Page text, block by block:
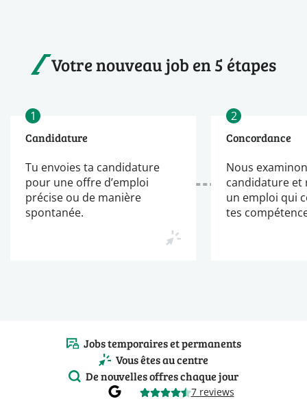
Votre nouveau job en 5 étapes
1
Candidature
Tu envoies ta candidature
pour une offre d’emploi
précise ou de manière
spontanée.
2
Concordance
Nous
candidature et
un emploi qui
tes
Jobs temporaires et permanents
Vous êtes au centre
De nouvelles offres chaque jour
7 reviews